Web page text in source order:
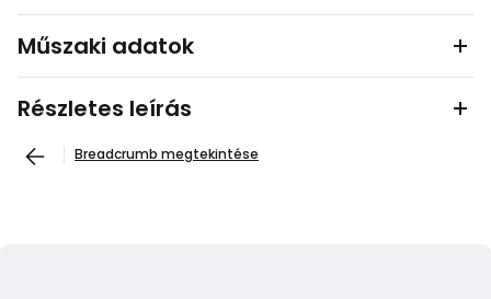
Műszaki adatok
Részletes leírás
Breadcrumb megtekintése